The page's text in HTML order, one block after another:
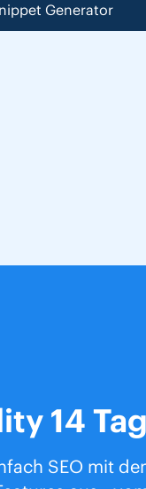
Generator
14
SEO mit